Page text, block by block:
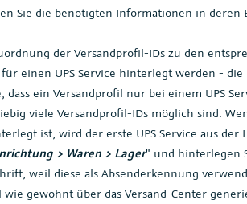
Sie die benötigten Informationen in deren
der Versandprofil-IDs zu den
einen UPS Service hinterlegt werden -
dass ein Versandprofil nur bei einem UPS
viele Versandprofil-IDs möglich sind.
ist, wird der erste UPS Service aus der
> Waren > Lager" und hinterlegen
weil diese als Absenderkennung
wie gewohnt über das Versand-Center